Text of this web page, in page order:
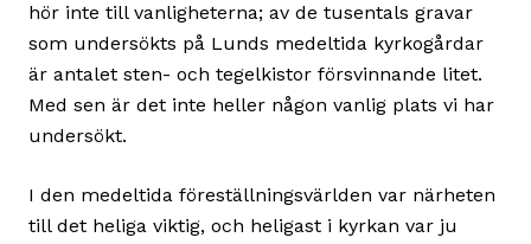
hör inte till vanligheterna; av de tusentals gravar
som undersökts på Lunds medeltida kyrkogårdar
är antalet sten- och tegelkistor försvinnande litet.
Med sen är det inte heller någon vanlig plats vi har
undersökt.
I den medeltida föreställningsvärlden var närheten
till det heliga viktig, och heligast i kyrkan var ju